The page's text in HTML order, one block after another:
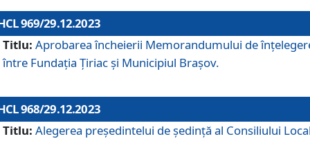
969/29.12.2023
Titlu: Aprobarea încheierii Memorandumului de
între Fundația Țiriac și Municipiul Brașov.
968/29.12.2023
Titlu: Alegerea preşedintelui de şedinţă al Consiliului